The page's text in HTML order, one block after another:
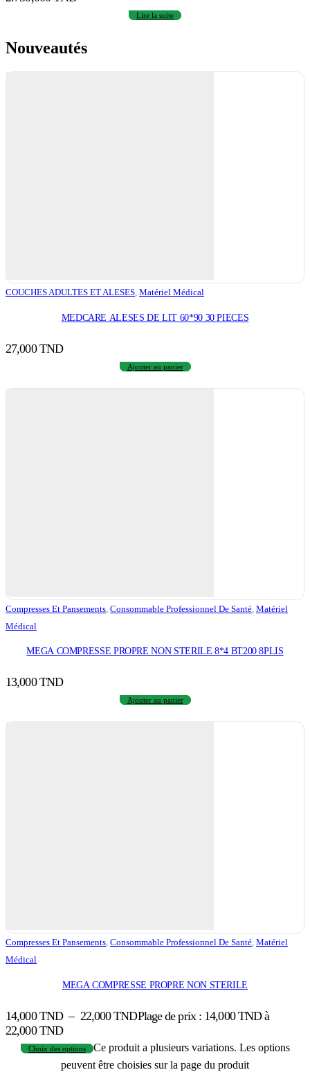
Lire la suite
Nouveautés
COUCHES ADULTES ET ALESES, Matériel Médical
MEDCARE ALESES DE LIT 60*90 30 PIECES
27,000TND
Ajouter au panier
Compresses Et Pansements Consommable Professionnel De Santé Matériel
Médical
MEGA COMPRESSE PROPRE NON STERILE 8*4 BT200 8PLIS
13,000TND
Ajouter au panier
Compresses Et Pansements, Consommable Professionnel De Santé, Matériel
Médical
MEGA COMPRESSE PROPRE NON STERILE
14,000TND – 22,000TNDPlage de prix : 14,000 TND à
22,000 TND
Choix des options
Ce produit a plusieurs variations. Les options
peuvent être choisies sur la page du produit